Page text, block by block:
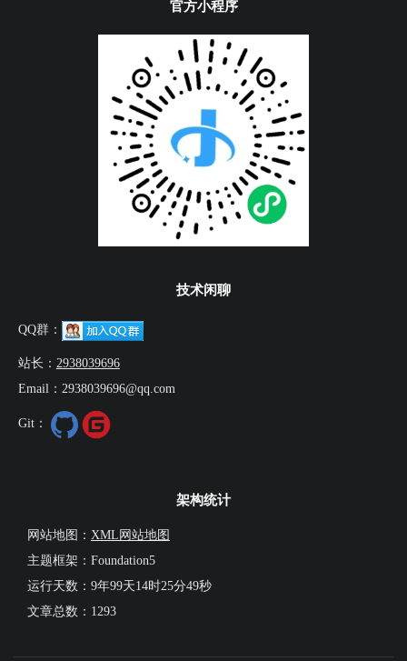
官方小程序
技术闲聊
QQ群：
站长： 2938039696
Email：2938039696@qq.com
Git：
架构统计
网站地图： XML网站地图
主题框架：Foundation5
运行天数： 9年99天14时25分49秒
文章总数：1293